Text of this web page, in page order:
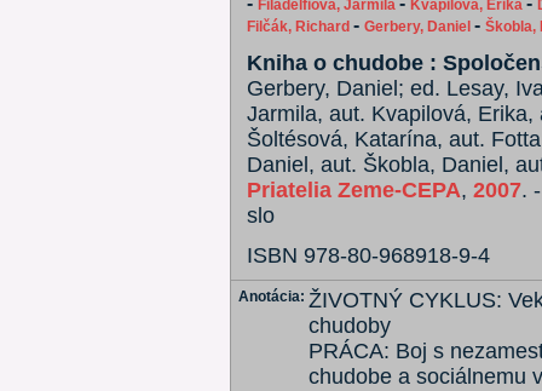
Filadelfiová, Jarmila Kvapilová, Erika
Filčák, Richard - Gerbery, Daniel - Škobla,
Kniha o chudobe :
Gerbery, Daniel; ed. Lesay,
Jarmila, aut. Kvapilová,
Šoltésová, Katarína, aut.
Daniel, aut. Škobla, Daniel,
Priatelia Zeme-CEPA, 2007.
slo
ISBN 978-80-968918-9-4
Anotácia: ŽIVOTNÝ CYKLUS:
chudoby
PRÁCA: Boj s
chudobe a sociálnemu